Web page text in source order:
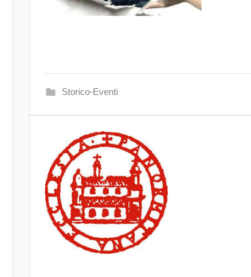
Storico-Eventi